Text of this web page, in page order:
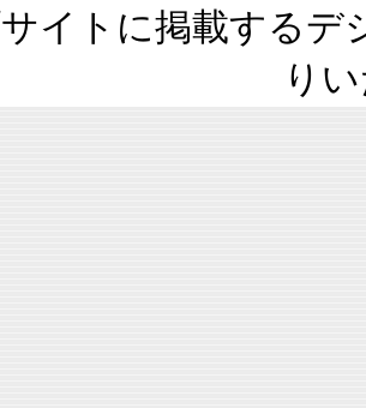
イトに掲載するデ
り